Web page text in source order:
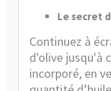
Le secret
Continuez à
d'olive jusqu'à
incorporé, en